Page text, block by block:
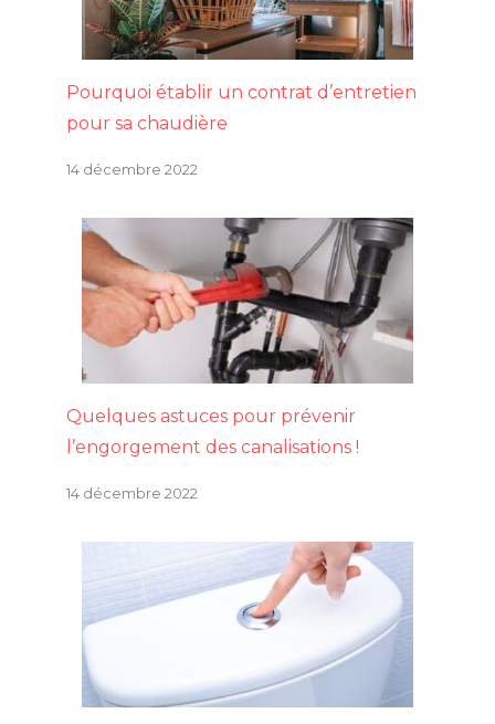
Pourquoi établir un contrat d’entretien
pour sa chaudière
14 décembre 2022
Quelques astuces pour prévenir
l’engorgement des canalisations !
14 décembre 2022